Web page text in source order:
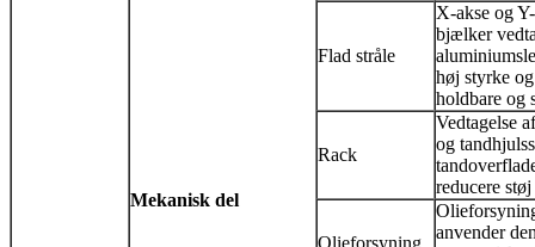
Mekanisk del
Flad stråle
X-akse og
bjælker
høj styrke
holdbare og
Rack
Vedtagelse
og
reducere støj
Olieforsyning
anvender